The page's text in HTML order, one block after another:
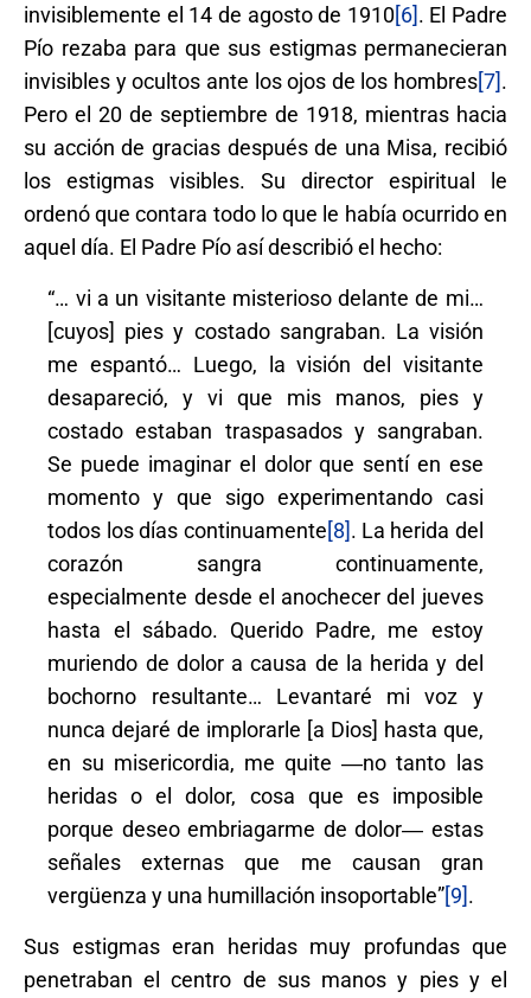
invisiblemente el 14 de agosto de 1910[6]. El Padre
Pío rezaba para que sus estigmas permanecieran
invisibles y ocultos ante los ojos de los hombres[7].
Pero el 20 de septiembre de 1918, mientras hacia
su acción de gracias después de una Misa, recibió
los estigmas visibles. Su director espiritual le
ordenó que contara todo lo que le había ocurrido en
aquel día. El Padre Pío así describió el hecho:
“… vi a un visitante misterioso delante de mi…
[cuyos] pies y costado sangraban. La visión
me espantó… Luego, la visión del visitante
desapareció, y vi que mis manos, pies y
costado estaban traspasados y sangraban.
Se puede imaginar el dolor que sentí en ese
momento y que sigo experimentando casi
todos los días continuamente[8]. La herida del
corazón sangra continuamente,
especialmente desde el anochecer del jueves
hasta el sábado. Querido Padre, me estoy
muriendo de dolor a causa de la herida y del
bochorno resultante… Levantaré mi voz y
nunca dejaré de implorarle [a Dios] hasta que,
en su misericordia, me quite ―no tanto las
heridas o el dolor, cosa que es imposible
porque deseo embriagarme de dolor― estas
señales externas que me causan gran
vergüenza y una humillación insoportable”[9].
Sus estigmas eran heridas muy profundas que
penetraban el centro de sus manos y pies y el